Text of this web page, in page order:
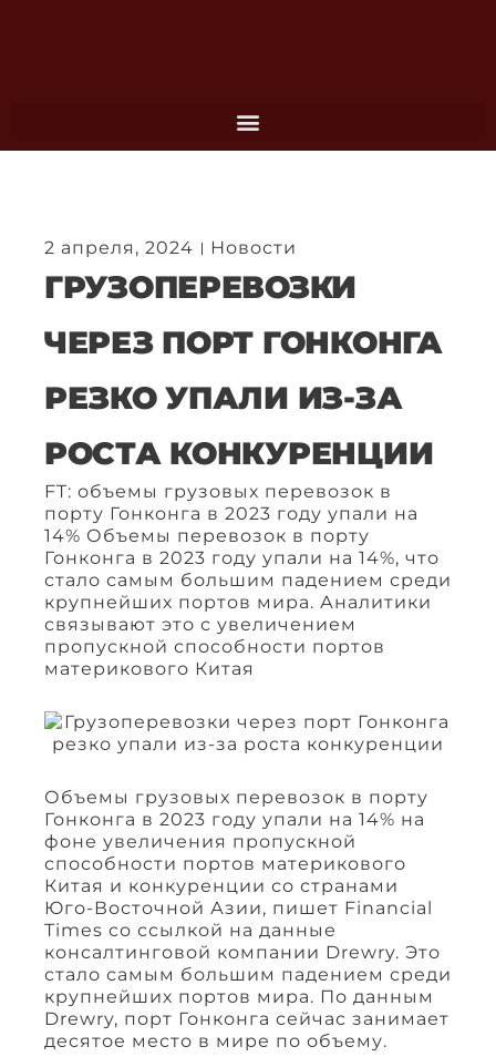
2 апреля, 2024 Новости
ГРУЗОПЕРЕВОЗКИ
ЧЕРЕЗ ПОРТ ГОНКОНГА
РЕЗКО УПАЛИ ИЗ-ЗА
РОСТА КОНКУРЕНЦИИ
FT: объемы грузовых перевозок в
порту Гонконга в 2023 году упали на
14% Объемы перевозок в порту
Гонконга в 2023 году упали на 14%, что
стало самым большим падением среди
крупнейших портов мира. Аналитики
связывают это с увеличением
пропускной способности портов
материкового Китая
Объемы грузовых перевозок в порту
Гонконга в 2023 году упали на 14% на
фоне увеличения пропускной
способности портов материкового
Китая и конкуренции со странами
Юго-Восточной Азии, пишет Financial
Times со ссылкой на данные
консалтинговой компании Drewry. Это
стало самым большим падением среди
крупнейших портов мира. По данным
Drewry, порт Гонконга сейчас занимает
десятое место в мире по объему.